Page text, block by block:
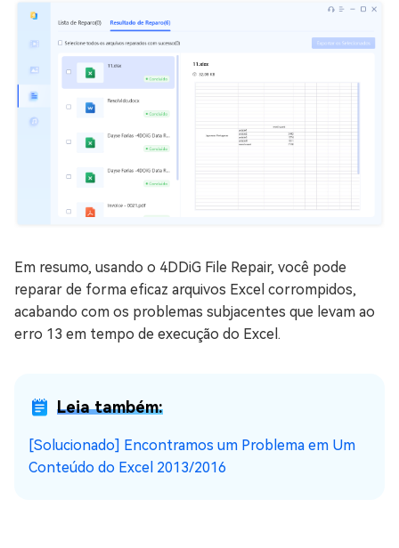
Em resumo, usando o 4DDiG File Repair, você pode
reparar de forma eficaz arquivos Excel corrompidos,
acabando com os problemas subjacentes que levam ao
erro 13 em tempo de execução do Excel.
Leia também:
[Solucionado] Encontramos um Problema em Um
Conteúdo do Excel 2013/2016